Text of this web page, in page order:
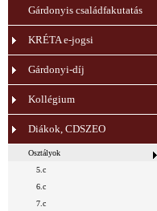
Gárdonyis családfakutatás
KRÉTA e-jogsi
Gárdonyi-díj
Kollégium
Diákok, CDSZEO
Osztályok
5.c
6.c
7.c